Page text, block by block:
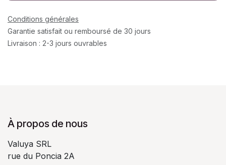
Conditions générales
Garantie satisfait ou remboursé de 30 jours
Livraison : 2-3 jours ouvrables
À propos de nous
Valuya SRL
rue du Poncia 2A